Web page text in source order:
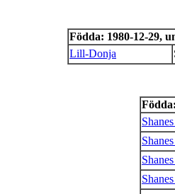
Födda: 1980-12-29,
Lill-Donja